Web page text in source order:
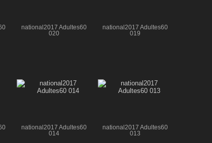
national2017 Adultes60
020
national2017 Adultes60
019
national2017 Adultes60
014
national2017 Adultes60
013